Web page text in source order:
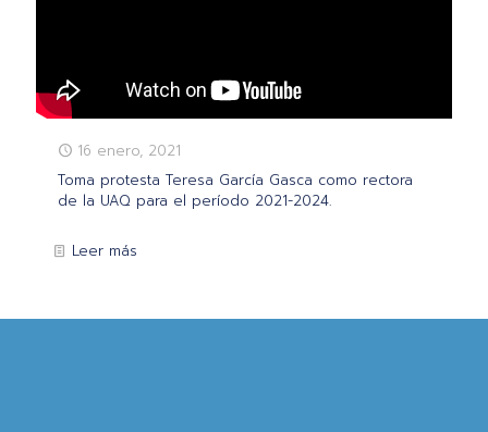
16 enero, 2021
Toma protesta Teresa García Gasca como rectora
de la UAQ para el período 2021-2024.
Leer más